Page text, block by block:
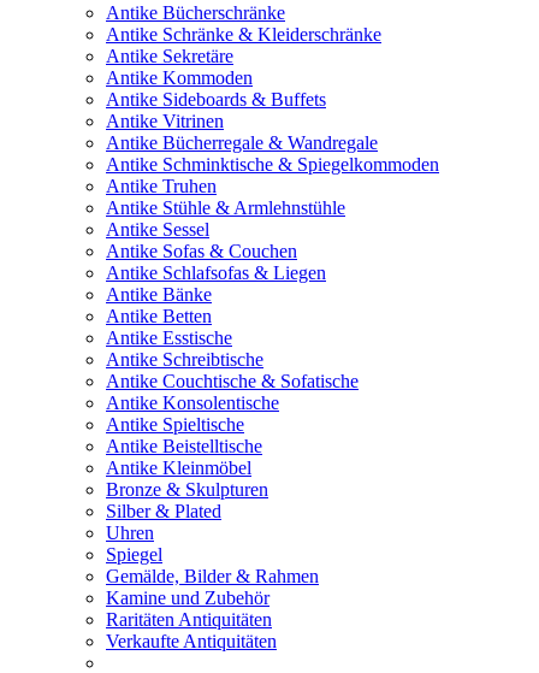
Antike Bücherschränke
Antike Schränke & Kleiderschränke
Antike Sekretäre
Antike Kommoden
Antike Sideboards & Buffets
Antike Vitrinen
Antike Bücherregale & Wandregale
Antike Schminktische & Spiegelkommoden
Antike Truhen
Antike Stühle & Armlehnstühle
Antike Sessel
Antike Sofas & Couchen
Antike Schlafsofas & Liegen
Antike Bänke
Antike Betten
Antike Esstische
Antike Schreibtische
Antike Couchtische & Sofatische
Antike Konsolentische
Antike Spieltische
Antike Beistelltische
Antike Kleinmöbel
Bronze & Skulpturen
Silber & Plated
Uhren
Spiegel
Gemälde, Bilder & Rahmen
Kamine und Zubehör
Raritäten Antiquitäten
Verkaufte Antiquitäten